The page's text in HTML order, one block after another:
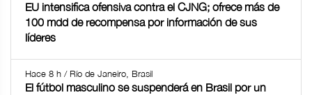
EU intensifica ofensiva contra el CJNG; ofrece más de
100 mdd de recompensa por información de sus
líderes
Hace 8 h / Río de Janeiro, Brasil
El fútbol masculino se suspenderá en Brasil por un